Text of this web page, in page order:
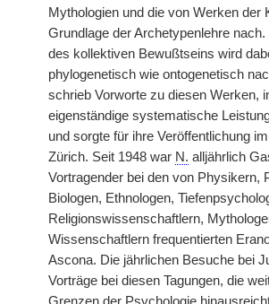
Mythologien und die von Werken der
Grundlage der Archetypenlehre
des kollektiven Bewußtseins wird
phylogenetisch wie ontogenetisch
schrieb Vorworte zu diesen Werken,
eigenständige systematische
und sorgte für ihre Veröffentlichung
Zürich. Seit 1948 war N. alljährlich
Vortragender bei den von Physikern,
Biologen, Ethnologen,
Religionswissenschaftlern,
Wissenschaftlern frequentierten
Ascona. Die jährlichen Besuche bei
Vorträge bei diesen Tagungen, die